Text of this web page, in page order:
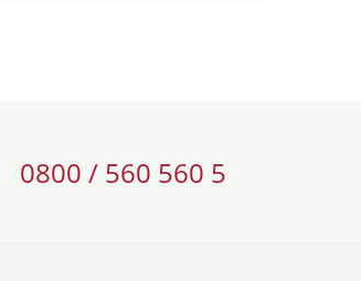
0800 / 560 560 5